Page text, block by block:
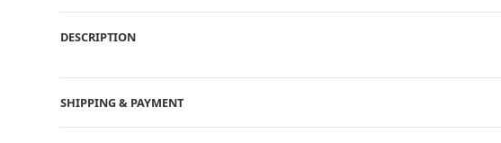
DESCRIPTION
SHIPPING & PAYMENT